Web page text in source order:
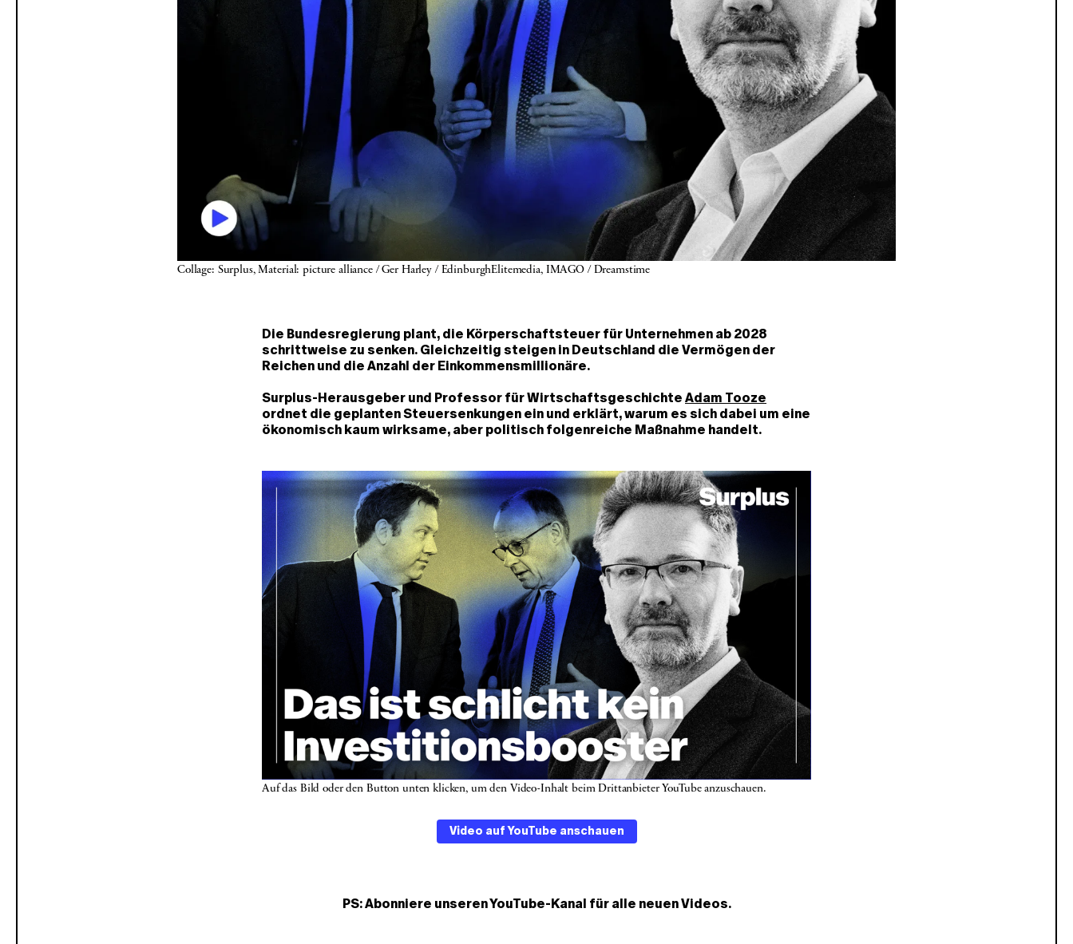
Collage: Surplus, Material: picture alliance / Ger Harley / EdinburghElitemedia, IMAGO / Dreamstime
Die Bundesregierung plant, die Körperschaftsteuer für Unternehmen ab 2028
schrittweise zu senken. Gleichzeitig steigen in Deutschland die Vermögen der
Reichen und die Anzahl der Einkommensmillionäre.
Surplus-Herausgeber und Professor für Wirtschaftsgeschichte Adam Tooze
ordnet die geplanten Steuersenkungen ein und erklärt, warum es sich dabei um eine
ökonomisch kaum wirksame, aber politisch folgenreiche Maßnahme handelt.
Auf das Bild oder den Button unten klicken, um den Video-Inhalt beim Drittanbieter YouTube anzuschauen.
Video auf YouTube anschauen
PS: Abonniere unserenYouTube-Kanal für alle neuen Videos.